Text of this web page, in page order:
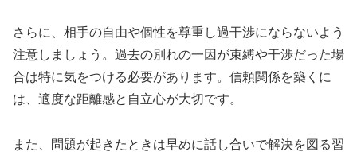
さらに、相手の自由や個性を尊重し過干渉にならないよう
注意しましょう。過去の別れの一因が束縛や干渉だった場
合は特に気をつける必要があります。信頼関係を築くに
は、適度な距離感と自立心が大切です。
また、問題が起きたときは早めに話し合いで解決を図る習